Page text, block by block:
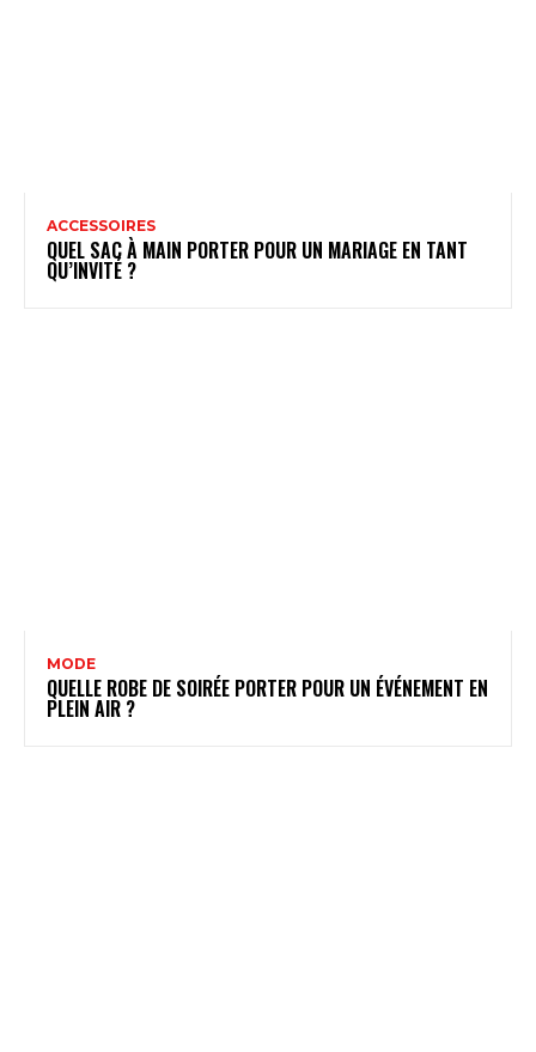
ACCESSOIRES
QUEL SAC À MAIN PORTER POUR UN MARIAGE​ EN TANT
QU’INVITÉ ?
MODE
QUELLE ROBE DE SOIRÉE PORTER POUR UN ÉVÉNEMENT EN
PLEIN AIR ?